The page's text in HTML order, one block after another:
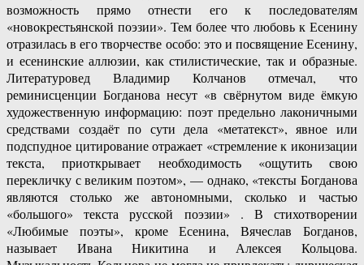
возможность прямо отнести его к последователям
«новокрестьянской поэзии». Тем более что любовь к Есенину
отразилась в его творчестве особо: это и посвящение Есенину,
и есенинские аллюзии, как стилистические, так и образные.
Литературовед Владимир Колчанов отмечал, что
реминисценции Богданова несут «в свёрнутом виде ёмкую
художественную информацию: поэт предельно лаконичными
средствами создаёт по сути дела «метатекст», явное или
подспудное цитирование отражает «стремление к иконизации
текста, приоткрывает необходимость «ощутить свою
перекличку с великим поэтом», — однако, «тексты Богданова
являются столько же автономными, сколько и частью
«большого» текста русской поэзии» . В стихотворении
«Любимые поэты», кроме Есенина, Вячеслав Богданов,
называет Ивана Никитина и Алексея Кольцова.